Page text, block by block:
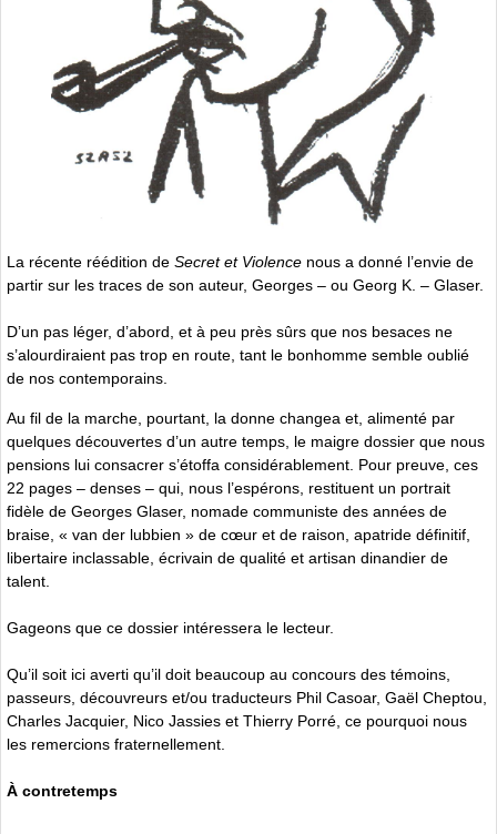
La récente réédition de Secret et Violence nous a donné l’envie de
partir sur les traces de son auteur, Georges – ou Georg K. – Glaser.
D’un pas léger, d’abord, et à peu près sûrs que nos besaces ne
s’alourdiraient pas trop en route, tant le bonhomme semble oublié
de nos contemporains.
Au fil de la marche, pourtant, la donne changea et, alimenté par
quelques découvertes d’un autre temps, le maigre dossier que nous
pensions lui consacrer s’étoffa considérablement. Pour preuve, ces
22 pages – denses – qui, nous l’espérons, restituent un portrait
fidèle de Georges Glaser, nomade communiste des années de
braise, « van der lubbien » de cœur et de raison, apatride définitif,
libertaire inclassable, écrivain de qualité et artisan dinandier de
talent.
Gageons que ce dossier intéressera le lecteur.
Qu’il soit ici averti qu’il doit beaucoup au concours des témoins,
passeurs, découvreurs et/ou traducteurs Phil Casoar, Gaël Cheptou,
Charles Jacquier, Nico Jassies et Thierry Porré, ce pourquoi nous
les remercions fraternellement.
À contretemps